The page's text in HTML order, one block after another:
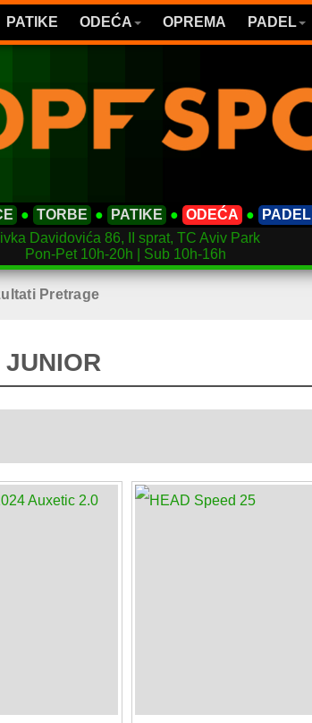
PATIKE ODEĆA OPREMA PADEL
● TORBE ● PATIKE ● ODEĆA ● PADEL
Davidovića 86, II sprat, TC Aviv Park
Pon-Pet 10h-20h | Sub 10h-16h
Pretrage